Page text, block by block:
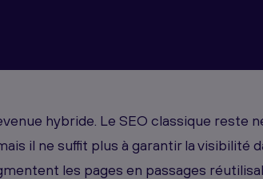
hybride. Le SEO classique reste
il ne suffit plus à garantir la visibilité
les pages en passages